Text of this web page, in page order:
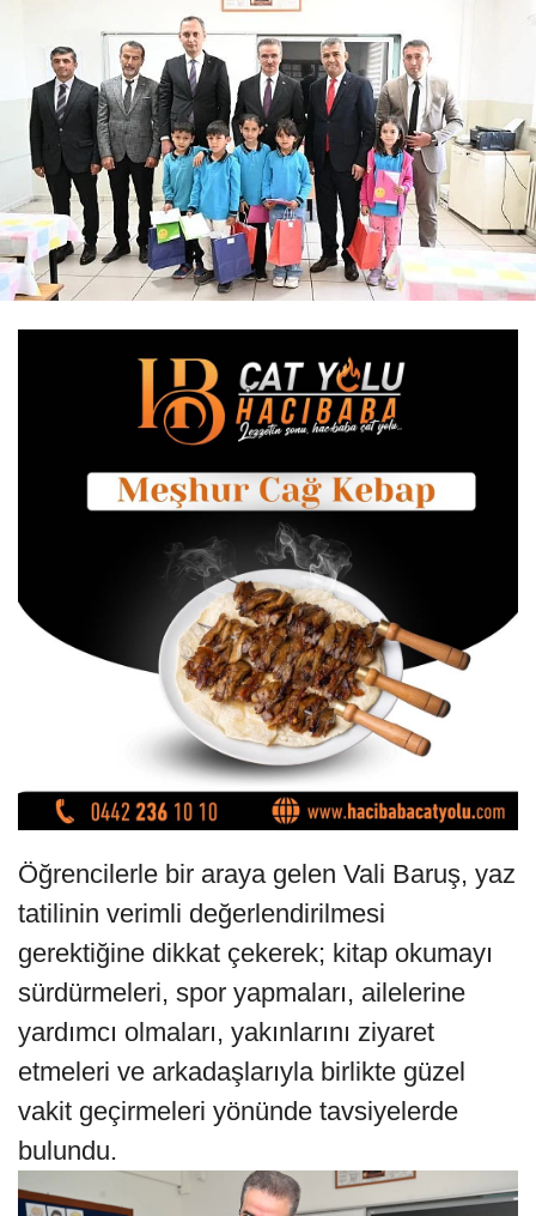
Öğrencilerle bir araya gelen Vali Baruş, yaz
tatilinin verimli değerlendirilmesi
gerektiğine dikkat çekerek; kitap okumayı
sürdürmeleri, spor yapmaları, ailelerine
yardımcı olmaları, yakınlarını ziyaret
etmeleri ve arkadaşlarıyla birlikte güzel
vakit geçirmeleri yönünde tavsiyelerde
bulundu.